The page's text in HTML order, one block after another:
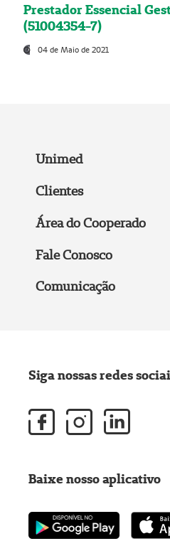
Prestador Essencial
(51004354-7)
04 de Maio de 2021
Unimed
Clientes
Área do Cooperado
Fale Conosco
Comunicação
Siga nossas redes
Baixe nosso aplicativo